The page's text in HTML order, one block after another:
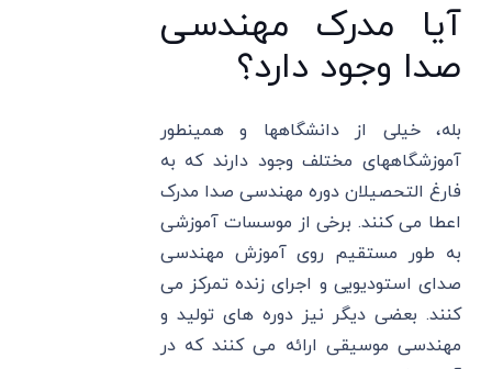
آیا مدرک مهندسی
صدا وجود دارد؟
بله، خیلی از دانشگاهها و همینطور
آموزشگاههای مختلف وجود دارند که به
فارغ التحصیلان دوره مهندسی صدا مدرک
اعطا می کنند. برخی از موسسات آموزشی
به طور مستقیم روی آموزش مهندسی
صدای استودیویی و اجرای زنده تمرکز می
کنند. بعضی دیگر نیز دوره های تولید و
مهندسی موسیقی ارائه می کنند که در